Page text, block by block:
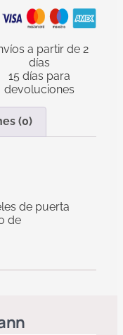
a partir de 2
días
15 días para
devoluciones
(0)
de puerta
de